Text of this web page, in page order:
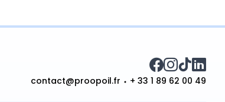
contact@proopoil.fr + 33 1 89 62 00 49